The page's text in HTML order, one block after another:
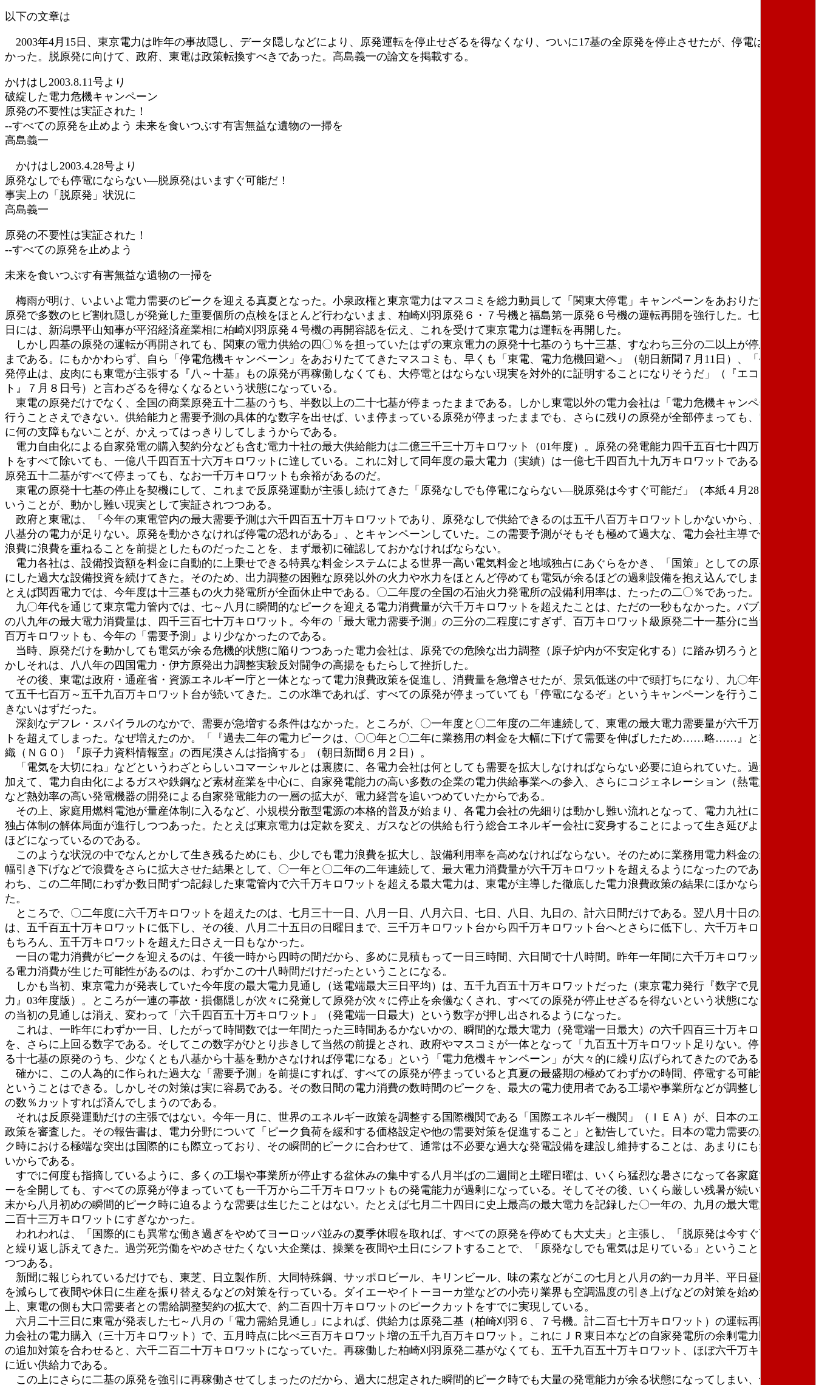
時
:
以下の文章は
2003年4月15日、東京電力は昨年の事故隠し、データ隠しなどにより、原発運転を停止せざるを得なくなり、ついに17基の全原発を停止させたが、停電は起こらな
かった。脱原発に向けて、政府、東電は政策転換すべきであった。高島義一の論文を掲載する。
かけはし2003.8.11号より
破綻した電力危機キャンペーン
原発の不要性は実証された！
--すべての原発を止めよう 未来を食いつぶす有害無益な遺物の一掃を
高島義一
かけはし2003.4.28号より
原発なしでも停電にならない―脱原発はいますぐ可能だ！
事実上の「脱原発」状況に
高島義一
原発の不要性は実証された！
--すべての原発を止めよう
未来を食いつぶす有害無益な遺物の一掃を
梅雨が明け、いよいよ電力需要のピークを迎える真夏となった。小泉政権と東京電力はマスコミを総力動員して「関東大停電」キャンペーンをあおりたて、他の
原発で多数のヒビ割れ隠しが発覚した重要個所の点検をほとんど行わないまま、柏崎刈羽原発６・７号機と福島第一原発６号機の運転再開を強行した。七月二十二
日には、新潟県平山知事が平沼経済産業相に柏崎刈羽原発４号機の再開容認を伝え、これを受けて東京電力は運転を再開した。
しかし四基の原発の運転が再開されても、関東の電力供給の四〇％を担っていたはずの東京電力の原発十七基のうち十三基、すなわち三分の二以上が停止したま
まである。にもかかわらず、自ら「停電危機キャンペーン」をあおりたててきたマスコミも、早くも「東電、電力危機回避へ」（朝日新聞７月11日）、「今回の原
発停止は、皮肉にも東電が主張する『八～十基』もの原発が再稼働しなくても、大停電とはならない現実を対外的に証明することになりそうだ」（『エコノミス
ト』７月８日号）と言わざるを得なくなるという状態になっている。
東電の原発だけでなく、全国の商業原発五十二基のうち、半数以上の二十七基が停まったままである。しかし東電以外の電力会社は「電力危機キャンペーン」を
行うことさえできない。供給能力と需要予測の具体的な数字を出せば、いま停まっている原発が停まったままでも、さらに残りの原発が全部停まっても、電力供給
に何の支障もないことが、かえってはっきりしてしまうからである。
電力自由化による自家発電の購入契約分なども含む電力十社の最大供給能力は二億三千三十万キロワット（01年度）。原発の発電能力四千五百七十四万キロワッ
トをすべて除いても、一億八千四百五十六万キロワットに達している。これに対して同年度の最大電力（実績）は一億七千四百九十九万キロワットである。全国の
原発五十二基がすべて停まっても、なお一千万キロワットも余裕があるのだ。
東電の原発十七基の停止を契機にして、これまで反原発運動が主張し続けてきた「原発なしでも停電にならない―脱原発は今すぐ可能だ」（本紙４月28日号）と
いうことが、動かし難い現実として実証されつつある。
政府と東電は、「今年の東電管内の最大需要予測は六千四百五十万キロワットであり、原発なしで供給できるのは五千八百万キロワットしかないから、原発六～
八基分の電力が足りない。原発を動かさなければ停電の恐れがある」、とキャンペーンしていた。この需要予測がそもそも極めて過大な、電力会社主導で作られた
浪費に浪費を重ねることを前提としたものだったことを、まず最初に確認しておかなければならない。
電力各社は、設備投資額を料金に自動的に上乗せできる特異な料金システムによる世界一高い電気料金と地域独占にあぐらをかき、「国策」としての原発を中心
にした過大な設備投資を続けてきた。そのため、出力調整の困難な原発以外の火力や水力をほとんど停めても電気が余るほどの過剰設備を抱え込んでしまった。た
とえば関西電力では、今年度は十三基もの火力発電所が全面休止中である。〇二年度の全国の石油火力発電所の設備利用率は、たったの二〇％であった。
九〇年代を通じて東京電力管内では、七～八月に瞬間的なピークを迎える電力消費量が六千万キロワットを超えたことは、ただの一秒もなかった。バブル最盛期
の八九年の最大電力消費量は、四千三百七十万キロワット。今年の「最大電力需要予測」の三分の二程度にすぎず、百万キロワット級原発二十一基分に当たる二千
百万キロワットも、今年の「需要予測」より少なかったのである。
当時、原発だけを動かしても電気が余る危機的状態に陥りつつあった電力会社は、原発での危険な出力調整（原子炉内が不安定化する）に踏み切ろうとした。し
かしそれは、八八年の四国電力・伊方原発出力調整実験反対闘争の高揚をもたらして挫折した。
その後、東電は政府・通産省・資源エネルギー庁と一体となって電力浪費政策を促進し、消費量を急増させたが、景気低迷の中で頭打ちになり、九〇年代を通じ
て五千七百万～五千九百万キロワット台が続いてきた。この水準であれば、すべての原発が停まっていても「停電になるぞ」というキャンペーンを行うことなどで
きないはずだった。
深刻なデフレ・スパイラルのなかで、需要が急増する条件はなかった。ところが、〇一年度と〇二年度の二年連続して、東電の最大電力需要量が六千万キロワッ
トを超えてしまった。なぜ増えたのか。「『過去二年の電力ピークは、〇〇年と〇二年に業務用の料金を大幅に下げて需要を伸ばしたため……略……』と非政府組
織（ＮＧＯ）『原子力資料情報室』の西尾漠さんは指摘する」（朝日新聞６月２日）。
「電気を大切にね」などというわざとらしいコマーシャルとは裏腹に、各電力会社は何としても需要を拡大しなければならない必要に迫られていた。過大設備に
加えて、電力自由化によるガスや鉄鋼など素材産業を中心に、自家発電能力の高い多数の企業の電力供給事業への参入、さらにコジェネレーション（熱電力併給）
など熱効率の高い発電機器の開発による自家発電能力の一層の拡大が、電力経営を追いつめていたからである。
その上、家庭用燃料電池が量産体制に入るなど、小規模分散型電源の本格的普及が始まり、各電力会社の先細りは動かし難い流れとなって、電力九社による地域
独占体制の解体局面が進行しつつあった。たとえば東京電力は定款を変え、ガスなどの供給も行う総合エネルギー会社に変身することによって生き延びようとする
ほどになっているのである。
このような状況の中でなんとかして生き残るためにも、少しでも電力浪費を拡大し、設備利用率を高めなければならない。そのために業務用電力料金の連続的大
幅引き下げなどで浪費をさらに拡大させた結果として、〇一年と〇二年の二年連続して、最大電力消費量が六千万キロワットを超えるようになったのである。すな
わち、この二年間にわずか数日間ずつ記録した東電管内で六千万キロワットを超える最大電力は、東電が主導した徹底した電力浪費政策の結果にほかならなかっ
た。
ところで、〇二年度に六千万キロワットを超えたのは、七月三十一日、八月一日、八月六日、七日、八日、九日の、計六日間だけである。翌八月十日の土曜日に
は、五千百五十万キロワットに低下し、その後、八月二十五日の日曜日まで、三千万キロワット台から四千万キロワット台へとさらに低下し、六千万キロワットは
もちろん、五千万キロワットを超えた日さえ一日もなかった。
一日の電力消費がピークを迎えるのは、午後一時から四時の間だから、多めに見積もって一日三時間、六日間で十八時間。昨年一年間に六千万キロワットを超え
る電力消費が生じた可能性があるのは、わずかこの十八時間だけだったということになる。
しかも当初、東京電力が発表していた今年度の最大電力見通し（送電端最大三日平均）は、五千九百五十万キロワットだった（東京電力発行『数字で見る東京電
力』03年度版）。ところが一連の事故・損傷隠しが次々に発覚して原発が次々に停止を余儀なくされ、すべての原発が停止せざるを得ないという状態になると、こ
の当初の見通しは消え、変わって「六千四百五十万キロワット」（発電端一日最大）という数字が押し出されるようになった。
これは、一昨年にわずか一日、したがって時間数では一年間たった三時間あるかないかの、瞬間的な最大電力（発電端一日最大）の六千四百三十万キロワット
を、さらに上回る数字である。そしてこの数字がひとり歩きして当然の前提とされ、政府やマスコミが一体となって「九百五十万キロワット足りない。停まってい
る十七基の原発のうち、少なくとも八基から十基を動かさなければ停電になる」という「電力危機キャンペーン」が大々的に繰り広げられてきたのである。
確かに、この人為的に作られた過大な「需要予測」を前提にすれば、すべての原発が停まっていると真夏の最盛期の極めてわずかの時間、停電する可能性がある
ということはできる。しかしその対策は実に容易である。その数日間の電力消費の数時間のピークを、最大の電力使用者である工場や事業所などが調整して、ほん
の数％カットすれば済んでしまうのである。
それは反原発運動だけの主張ではない。今年一月に、世界のエネルギー政策を調整する国際機関である「国際エネルギー機関」（ＩＥＡ）が、日本のエネルギー
政策を審査した。その報告書は、電力分野について「ピーク負荷を緩和する価格設定や他の需要対策を促進すること」と勧告していた。日本の電力需要の夏のピー
ク時における極端な突出は国際的にも際立っており、その瞬間的ピークに合わせて、通常は不必要な過大な発電設備を建設し維持することは、あまりにも無駄が多
いからである。
すでに何度も指摘しているように、多くの工場や事業所が停止する盆休みの集中する八月半ばの二週間と土曜日曜は、いくら猛烈な暑さになって各家庭でクーラ
ーを全開しても、すべての原発が停まっていても一千万から二千万キロワットもの発電能力が過剰になっている。そしてその後、いくら厳しい残暑が続いても七月
末から八月初めの瞬間的ピーク時に迫るような需要は生じたことはない。たとえば七月二十四日に史上最高の最大電力を記録した〇一年の、九月の最大電力は五千
二百十三万キロワットにすぎなかった。
われわれは、「国際的にも異常な働き過ぎをやめてヨーロッパ並みの夏季休暇を取れば、すべての原発を停めても大丈夫」と主張し、「脱原発は今すぐ可能だ」
と繰り返し訴えてきた。過労死労働をやめさせたくない大企業は、操業を夜間や土日にシフトすることで、「原発なしでも電気は足りている」ということを実証し
つつある。
新聞に報じられているだけでも、東芝、日立製作所、大同特殊鋼、サッポロビール、キリンビール、味の素などがこの七月と八月の約一カ月半、平日昼間の操業
を減らして夜間や休日に生産を振り替えるなどの対策を行っている。ダイエーやイトーヨーカ堂などの小売り業界も空調温度の引き上げなどの対策を始めた。その
上、東電の側も大口需要者との需給調整契約の拡大で、約二百四十万キロワットのピークカットをすでに実現している。
六月二十三日に東電が発表した七～八月の「電力需給見通し」によれば、供給力は原発二基（柏崎刈羽６、７号機。計二百七十万キロワット）の運転再開や他電
力会社の電力購入（三十万キロワット）で、五月時点に比べ三百万キロワット増の五千九百万キロワット。これにＪＲ東日本などの自家発電所の余剰電力購入など
の追加対策を合わせると、六千二百二十万キロワットになっていた。再稼働した柏崎刈羽原発二基がなくても、五千九百五十万キロワット、ほぼ六千万キロワット
に近い供給力である。
この上にさらに二基の原発を強引に再稼働させてしまったのだから、過大に想定された瞬間的ピーク時でも大量の発電能力が余る状態になってしまい、十三基も